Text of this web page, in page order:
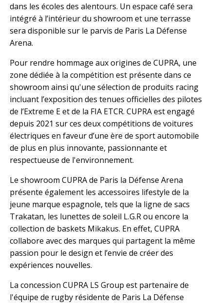
dans les écoles des alentours. Un espace café sera
intégré à l’intérieur du showroom et une terrasse
sera disponible sur le parvis de Paris La Défense
Arena.
Pour rendre hommage aux origines de CUPRA, une
zone dédiée à la compétition est présente dans ce
showroom ainsi qu'une sélection de produits racing
incluant l’exposition des tenues officielles des pilotes
de l’Extreme E et de la FIA ETCR. CUPRA est engagé
depuis 2021 sur ces deux compétitions de voitures
électriques en faveur d’une ère de sport automobile
de plus en plus innovante, passionnante et
respectueuse de l'environnement.
Le showroom CUPRA de Paris la Défense Arena
présente également les accessoires lifestyle de la
jeune marque espagnole, tels que la ligne de sacs
Trakatan, les lunettes de soleil L.G.R ou encore la
collection de baskets Mikakus. En effet, CUPRA
collabore avec des marques qui partagent la même
passion pour le design et l’envie de créer des
expériences nouvelles.
La concession CUPRA LS Group est partenaire de
l'équipe de rugby résidente de Paris La Défense